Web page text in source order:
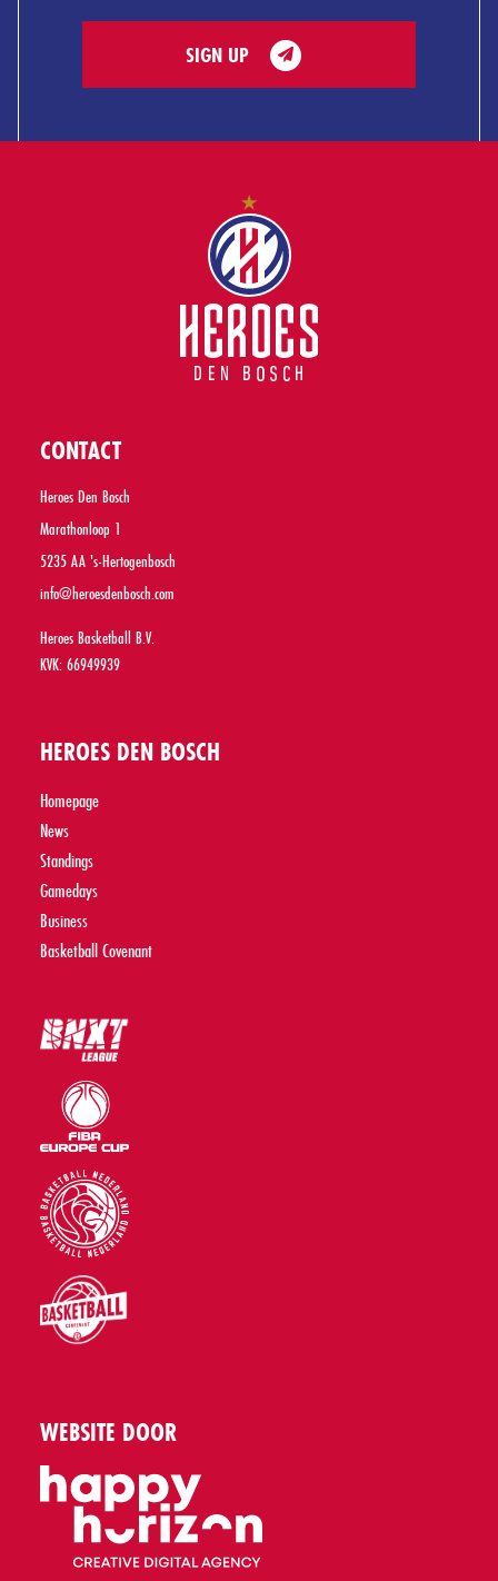
SIGN UP
CONTACT
Heroes Den Bosch
Marathonloop 1
5235 AA 's-Hertogenbosch
info@heroesdenbosch.com
Heroes Basketball B.V.
KVK: 66949939
HEROES DEN BOSCH
Homepage
News
Standings
Gamedays
Business
Basketball Covenant
WEBSITE DOOR